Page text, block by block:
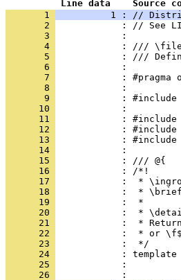
Line data    Source
       1
1 : //
       2
: // See
       3
            :
       4
            : /// \file
       5
: ///
       6
            :
       7
: #pragma
       8
            :
       9
: #include
      10
            :
      11
:
      12
:
      13
:
      14
            :
      15
            : /// @{
      16
            : /*!
      17
:  *
      18
:  *
      19
            :  *
      20
:  *
      21
:  *
      22
:  * or
      23
            :  */
      24
:
      25
:
      26
: